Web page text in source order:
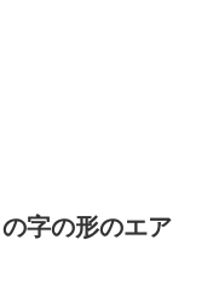
字の形のエア